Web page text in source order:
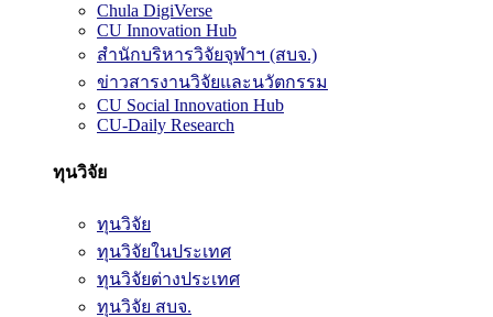
Chula DigiVerse
CU Innovation Hub
สำนักบริหารวิจัยจุฬาฯ (สบจ.)
ข่าวสารงานวิจัยและนวัตกรรม
CU Social Innovation Hub
CU-Daily Research
ทุนวิจัย
ทุนวิจัย
ทุนวิจัยในประเทศ
ทุนวิจัยต่างประเทศ
ทุนวิจัย สบจ.